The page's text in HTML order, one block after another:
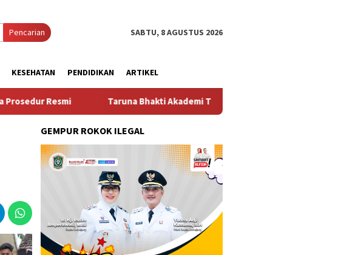
Pencarian SABTU, 8 AGUSTUS 2026
KESEHATAN PENDIDIKAN ARTIKEL
Taruna Bhakti Akademi TNI 2026 Tanamkan Karakter dan Semangat Bela
GEMPUR ROKOK ILEGAL